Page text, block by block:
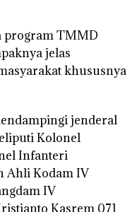
program TMMD
jelas
khususnya
jenderal
Kolonel
Infanteri
Ahli Kodam IV
IV
Kasrem 071